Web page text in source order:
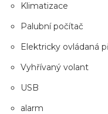
Klimatizace
Palubní počítač
Elektricky ovládaná
Vyhřívaný volant
USB
alarm